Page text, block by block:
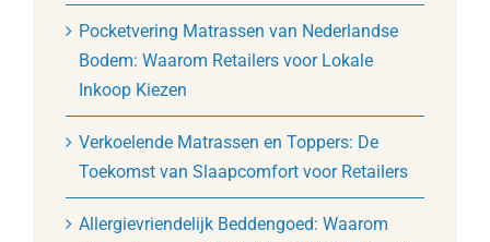
Pocketvering Matrassen van Nederlandse
Bodem: Waarom Retailers voor Lokale
Inkoop Kiezen
Verkoelende Matrassen en Toppers: De
Toekomst van Slaapcomfort voor Retailers
Allergievriendelijk Beddengoed: Waarom